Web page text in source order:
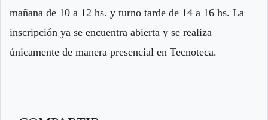
mañana de 10 a 12 hs. y turno tarde de 14 a 16 hs. La
inscripción ya se encuentra abierta y se realiza
únicamente de manera presencial en Tecnoteca.